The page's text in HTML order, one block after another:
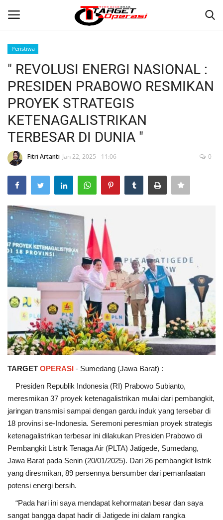
Home
Contact
NASIONAL
INTERNASIONAL
TO.CHANEL
TO.NETWORK
Peristiwa
" REVOLUSI ENERGI NASIONAL :
PRESIDEN PRABOWO RESMIKAN
PROYEK STRATEGIS
KETENAGALISTRIKAN
TERBESAR DI DUNIA "
Fitri Artanti Jan 22, 2025 - 11:06 0
TARGET OPERASI - Sumedang (Jawa Barat) :
Presiden Republik Indonesia (RI) Prabowo Subianto,
meresmikan 37 proyek ketenagalistrikan mulai dari pembangkit,
jaringan transmisi sampai dengan gardu induk yang tersebar di
18 provinsi se-Indonesia. Seremoni peresmian proyek strategis
ketenagalistrikan terbesar ini dilakukan Presiden Prabowo di
Pembangkit Listrik Tenaga Air (PLTA) Jatigede, Sumedang,
Jawa Barat pada Senin (20/01/2025). Dari 26 pembangkit listrik
yang diresmikan, 89 persennya bersumber dari pemanfaatan
potensi energi bersih.
“Pada hari ini saya mendapat kehormatan besar dan saya
sangat bangga dapat hadir di Jatigede ini dalam rangka